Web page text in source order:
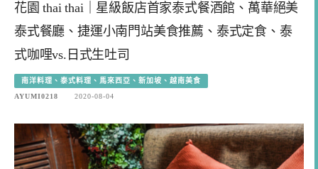
花園 thai thai｜星級飯店首家泰式餐酒館、萬華絕美
泰式餐廳、捷運小南門站美食推薦、泰式定食、泰
式咖哩vs.日式生吐司
南洋料理、泰式料理、馬來西亞、新加坡、越南美食
AYUMI0218
2020-08-04